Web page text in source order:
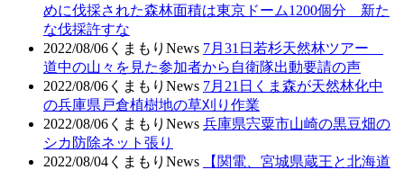
めに伐採された森林面積は東京ドーム1200個分 新た
な伐採許すな
2022/08/06 くまもりNews 7月31日若杉天然林ツアー
道中の山々を見た参加者から自衛隊出動要請の声
2022/08/06 くまもりNews 7月21日くま森が天然林化中
の兵庫県戸倉植樹地の草刈り作業
2022/08/06 くまもりNews 兵庫県宍粟市山崎の黒豆畑の
シカ防除ネット張り
2022/08/04 くまもりNews
【関電、宮城県蔵王と北海道